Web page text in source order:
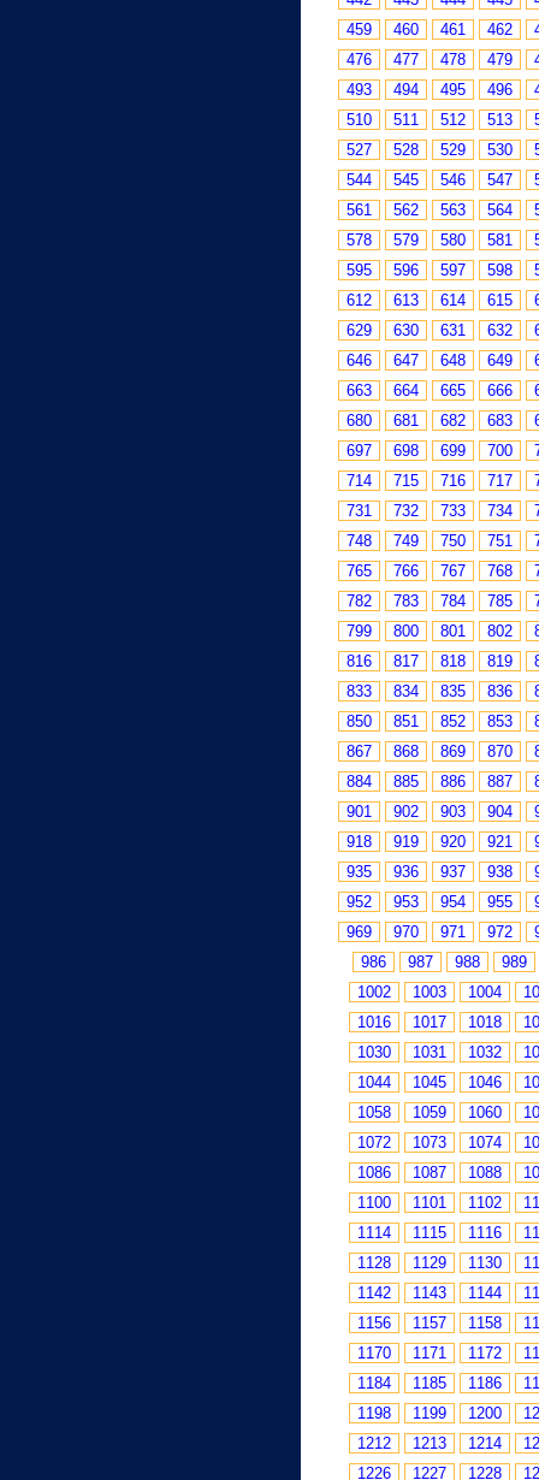
459
460 461 462
476
477 478 479
493
494 495 496
510
511 512 513
527
528 529 530
544
545 546 547
561
562 563 564
578
579 580 581
595
596 597 598
612
613 614 615
629
630 631 632
646
647 648 649
663
664 665 666
680
681 682 683
697
698 699 700
714
715 716 717
731
732 733 734
748
749 750 751
765
766 767 768
782
783 784 785
799
800 801 802
816
817 818 819
833
834 835 836
850
851 852 853
867
868 869 870
884
885 886 887
901
902 903 904
918
919 920 921
935
936 937 938
952
953 954 955
969
970 971 972
986
987 988
989
1002
1003 1004
1016
1017 1018
1030
1031 1032
1044
1045 1046
1058
1059 1060
1072
1073 1074
1086
1087 1088
1100
1101 1102
1114
1115 1116
1128
1129 1130
1142
1143 1144
1156
1157 1158
1170
1171 1172
1184
1185 1186
1198
1199 1200
1212
1213 1214
1226
1227 1228